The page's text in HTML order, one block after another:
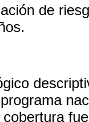
de